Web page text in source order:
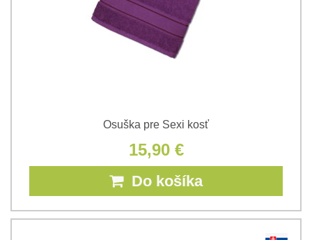
Osuška pre Sexi kosť
15,90 €
Do košíka